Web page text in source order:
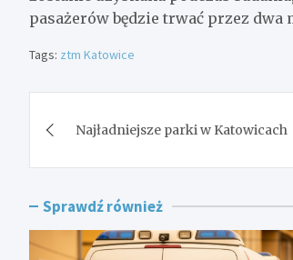
pasażerów będzie trwać przez
Tags: ztm Katowice
wpisu
Najładniejsze parki w Katowicach
Sprawdź również